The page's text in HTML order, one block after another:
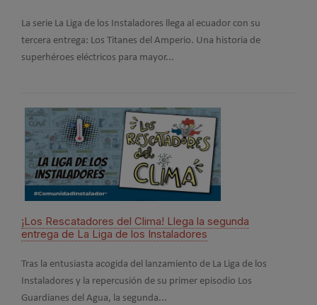
La serie La Liga de los Instaladores llega al ecuador con su
tercera entrega: Los Titanes del Amperio. Una historia de
superhéroes eléctricos para mayor...
¡Los Rescatadores del Clima! Llega la segunda
entrega de La Liga de los Instaladores
Tras la entusiasta acogida del lanzamiento de La Liga de los
Instaladores y la repercusión de su primer episodio Los
Guardianes del Agua, la segunda...